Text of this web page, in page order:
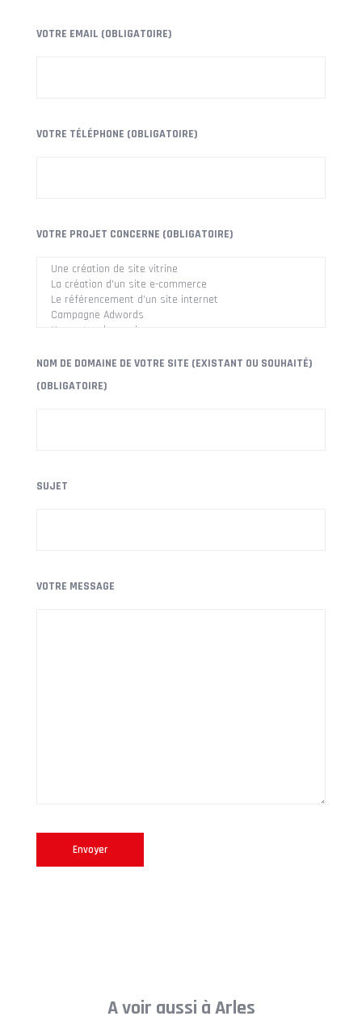
VOTRE EMAIL (OBLIGATOIRE)
VOTRE TÉLÉPHONE (OBLIGATOIRE)
VOTRE PROJET CONCERNE (OBLIGATOIRE)
NOM DE DOMAINE DE VOTRE SITE (EXISTANT OU SOUHAITÉ)
(OBLIGATOIRE)
SUJET
VOTRE MESSAGE
A voir aussi à Arles